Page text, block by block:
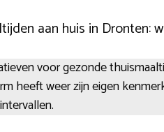
aan huis in Dronten:
voor gezonde
heeft weer zijn eigen